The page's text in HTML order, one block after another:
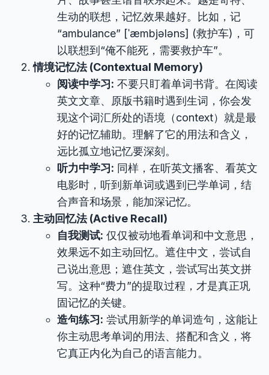
生动的联想，记忆效果越好。比如，记
“ambulance” [ˈæmbjələns] (救护车)，可
以联想到“俺不能死，需要救护车”。
情境记忆法 (Contextual Memory)
阅读中学习: 不要只盯着单词书背。在阅读
英文文章、原版书籍时遇到生词，你会发
现这个词汇所处的语境（context）就是最
好的记忆辅助。理解了它的用法和含义，
远比孤立地记忆要深刻。
听力中学习: 同样，在听英文播客、看英文
电影时，听到新单词或遇到已学单词，结
合声音和场景，能加深记忆。
主动回忆法 (Active Recall)
自我测试: 仅仅被动地看单词和中文意思，
效果远不如主动回忆。遮住中文，尝试自
己说出意思；遮住英文，尝试写出英文拼
写。这种“费力”的提取过程，才是真正巩
固记忆的关键。
造句练习: 尝试用新学的单词造句，这能让
你主动思考单词的用法、搭配和含义，将
它真正内化为自己的语言能力。